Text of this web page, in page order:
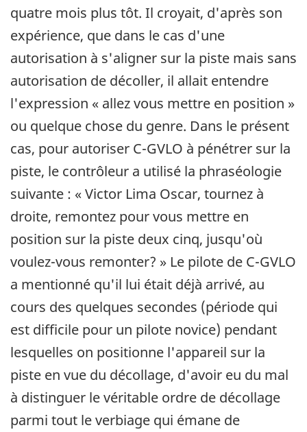
quatre mois plus tôt. Il croyait, d'après son
expérience, que dans le cas d'une
autorisation à s'aligner sur la piste mais sans
autorisation de décoller, il allait entendre
l'expression « allez vous mettre en position »
ou quelque chose du genre. Dans le présent
cas, pour autoriser C-GVLO à pénétrer sur la
piste, le contrôleur a utilisé la phraséologie
suivante : « Victor Lima Oscar, tournez à
droite, remontez pour vous mettre en
position sur la piste deux cinq, jusqu'où
voulez-vous remonter? » Le pilote de C-GVLO
a mentionné qu'il lui était déjà arrivé, au
cours des quelques secondes (période qui
est difficile pour un pilote novice) pendant
lesquelles on positionne l'appareil sur la
piste en vue du décollage, d'avoir eu du mal
à distinguer le véritable ordre de décollage
parmi tout le verbiage qui émane de